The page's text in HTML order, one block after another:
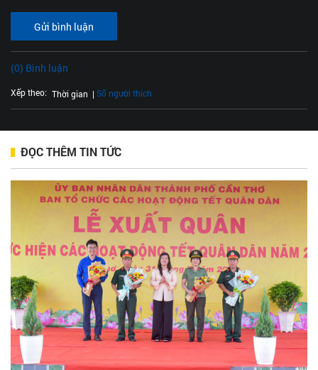
Gửi bình luận
(0) Bình luận
Xếp theo: Thời gian Số người thích
ĐỌC THÊM TIN TỨC